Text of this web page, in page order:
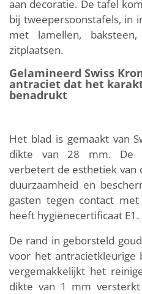
aan decoratie. De tafel
bij tweepersoonstafels, in
met lamellen,
zitplaatsen.
Gelamineerd Swiss
antraciet dat het
benadrukt
Het blad is gemaakt van
dikte van 28 mm. De
verbetert de esthetiek van
duurzaamheid en
gasten tegen contact
heeft hygiënecertificaat E1.
De rand in geborsteld
voor het antracietkleurige
vergemakkelijkt het
dikte van 1 mm